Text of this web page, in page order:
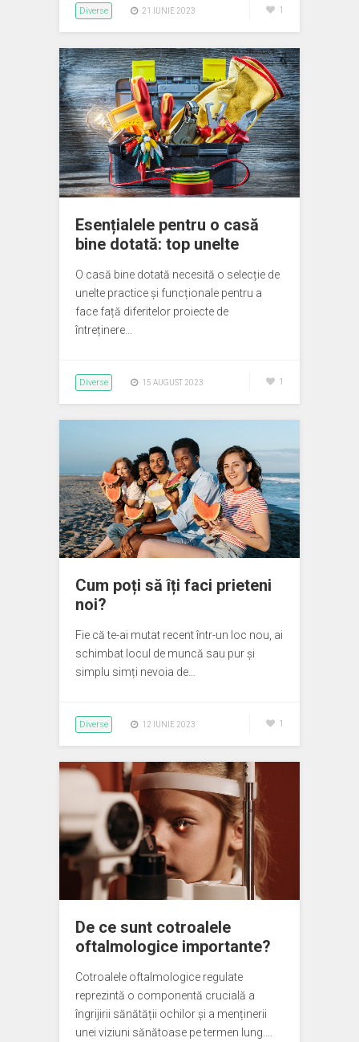
Diverse 21 IUNIE 2023 1
Esențialele pentru o casă
bine dotată: top unelte
O casă bine dotată necesită o selecție de
unelte practice și funcționale pentru a
face față diferitelor proiecte de
întreținere…
Diverse 15 AUGUST 2023 1
Cum poți să îți faci prieteni
noi?
Fie că te-ai mutat recent într-un loc nou, ai
schimbat locul de muncă sau pur și
simplu simți nevoia de…
Diverse 12 IUNIE 2023 1
De ce sunt cotroalele
oftalmologice importante?
Cotroalele oftalmologice regulate
reprezintă o componentă crucială a
îngrijirii sănătății ochilor și a menținerii
unei viziuni sănătoase pe termen lung.…